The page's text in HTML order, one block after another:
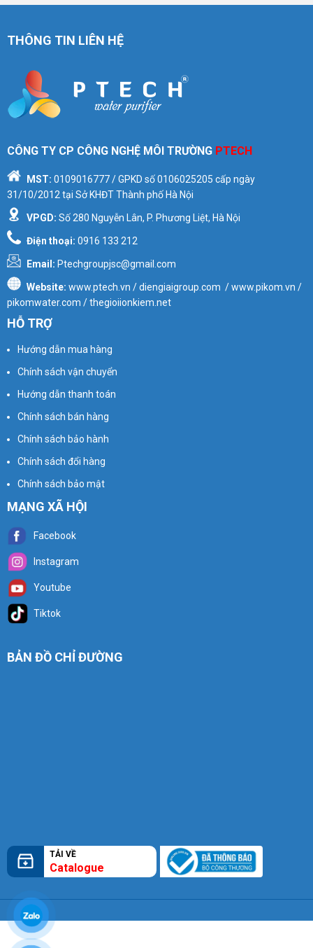
THÔNG TIN LIÊN HỆ
CÔNG TY CP CÔNG NGHỆ MÔI TRƯỜNG PTECH
MST: 0109016777/ GPKD số0106025205 cấp ngày
31/10/2012 tại Sở KHĐT Thành phố Hà Nội
VPGD: Số 280 Nguyễn Lân, P. Phương Liệt, Hà Nội
Điện thoại: 0916 133 212
Email: Ptechgroupjsc@gmail.com
Website: www.ptech.vn / diengiaigroup.com / www.pikom.vn /
pikomwater.com / thegioiionkiem.net
HỖ TRỢ
Hướng dẫn mua hàng
Chính sách vận chuyển
Hướng dẫn thanh toán
Chính sách bán hàng
Chính sách bảo hành
Chính sách đổi hàng
Chính sách bảo mật
MẠNG XÃ HỘI
Facebook
Instagram
Youtube
Tiktok
BẢN ĐỒ CHỈ ĐƯỜNG
TẢI VỀ
Catalogue